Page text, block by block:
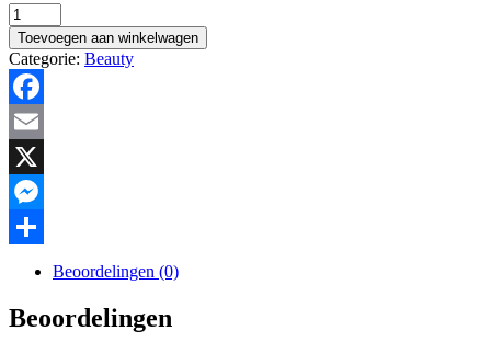
Wet
wipes
hoeveelheid
Toevoegen aan winkelwagen
Categorie: Beauty
Facebook
Email
X
Messenger
Beoordelingen (0)
Beoordelingen